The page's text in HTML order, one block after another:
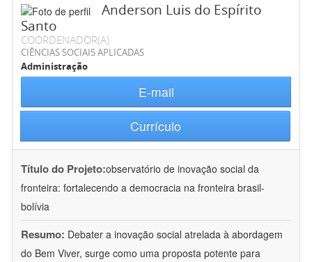
Anderson Luis do Espírito
Santo
COORDENADOR(A)
CIÊNCIAS SOCIAIS APLICADAS
Administração
E-mail
Currículo
Título do Projeto:observatório de inovação social da
fronteira: fortalecendo a democracia na fronteira brasil-
bolívia
Resumo: Debater a inovação social atrelada à abordagem
do Bem Viver, surge como uma proposta potente para